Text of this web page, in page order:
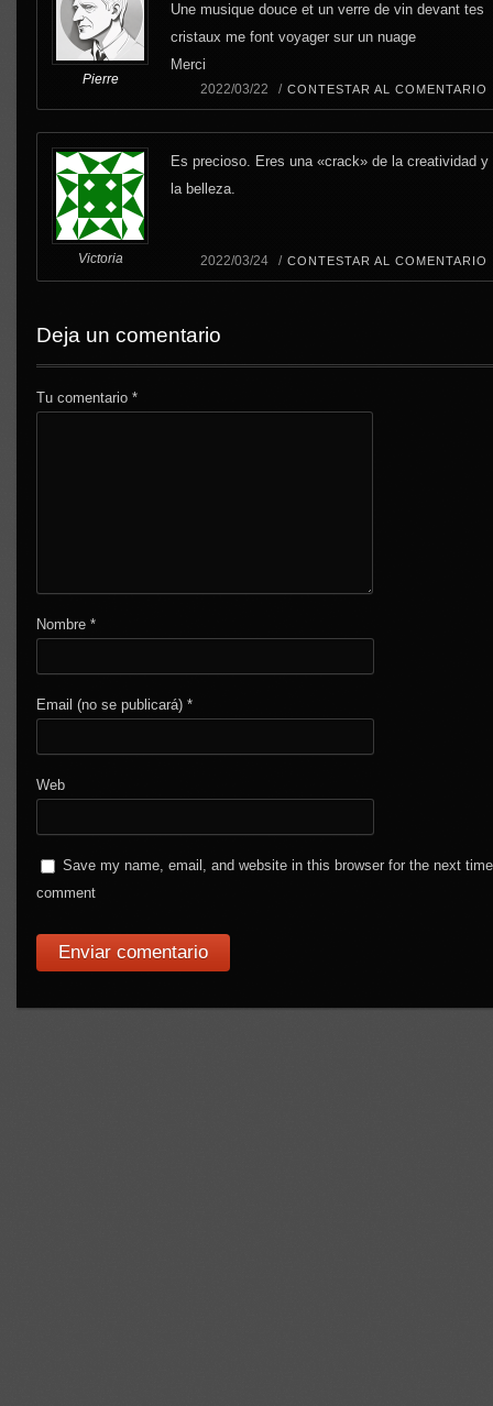
Pierre
Une musique douce et un verre de vin devant tes
cristaux me font voyager sur un nuage
Merci
2022/03/22 / CONTESTAR AL COMENTARIO
Victoria
Es precioso. Eres una «crack» de la creatividad y
la belleza.
2022/03/24 / CONTESTAR AL COMENTARIO
Deja un comentario
Tu comentario*
Nombre*
Email (no se publicará)*
Web
Save my name, email, and website in this browser for the next
comment